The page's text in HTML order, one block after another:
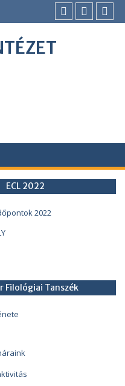
ECL 2022
2022
Filológiai Tanszék